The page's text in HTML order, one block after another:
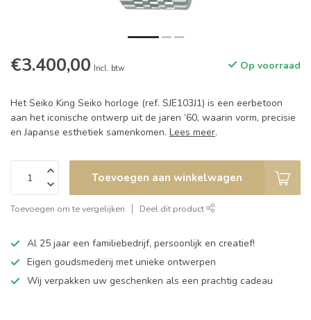
€3.400,00 Incl. btw Op voorraad
Het Seiko King Seiko horloge (ref. SJE103J1) is een eerbetoon
aan het iconische ontwerp uit de jaren ’60, waarin vorm, precisie
en Japanse esthetiek samenkomen. Lees meer.
Toevoegen aan winkelwagen
Toevoegen om te vergelijken Deel dit product
Al 25 jaar een familiebedrijf, persoonlijk en creatief!
Eigen goudsmederij met unieke ontwerpen
Wij verpakken uw geschenken als een prachtig cadeau